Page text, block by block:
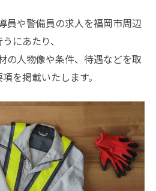
員や警備員の求人を福岡市周辺
にあたり、
の人物像や条件、待遇などを取
を掲載いたします。